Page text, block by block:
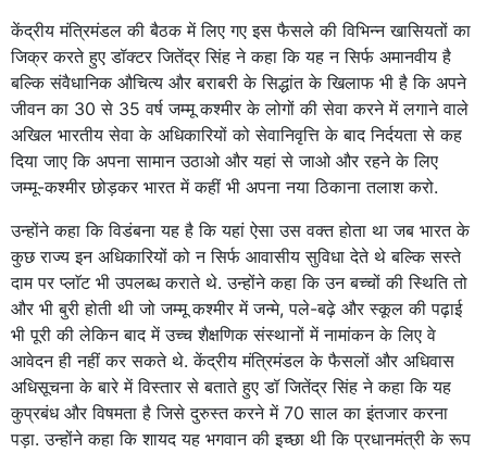
केंद्रीय मंत्रिमंडल की बैठक में लिए गए इस फैसले की विभिन्न खासियतों का
जिक्र करते हुए डॉक्टर जितेंद्र सिंह ने कहा कि यह न सिर्फ अमानवीय है
बल्कि संवैधानिक औचित्य और बराबरी के सिद्धांत के खिलाफ भी है कि अपने
जीवन का 30 से 35 वर्ष जम्मू कश्मीर के लोगों की सेवा करने में लगाने वाले
अखिल भारतीय सेवा के अधिकारियों को सेवानिवृत्ति के बाद निर्दयता से कह
दिया जाए कि अपना सामान उठाओ और यहां से जाओ और रहने के लिए
जम्मू-कश्मीर छोड़कर भारत में कहीं भी अपना नया ठिकाना तलाश करो.
उन्होंने कहा कि विडंबना यह है कि यहां ऐसा उस वक्त होता था जब भारत के
कुछ राज्य इन अधिकारियों को न सिर्फ आवासीय सुविधा देते थे बल्कि सस्ते
दाम पर प्लाॅट भी उपलब्ध कराते थे. उन्होंने कहा कि उन बच्चों की स्थिति तो
और भी बुरी होती थी जो जम्मू कश्मीर में जन्मे, पले-बढ़े और स्कूल की पढ़ाई
भी पूरी की लेकिन बाद में उच्च शैक्षणिक संस्थानों में नामांकन के लिए वे
आवेदन ही नहीं कर सकते थे. केंद्रीय मंत्रिमंडल के फैसलों और अधिवास
अधिसूचना के बारे में विस्तार से बताते हुए डॉ जितेंद्र सिंह ने कहा कि यह
कुप्रबंध और विषमता है जिसे दुरुस्त करने में 70 साल का इंतजार करना
पड़ा. उन्होंने कहा कि शायद यह भगवान की इच्छा थी कि प्रधानमंत्री के रूप